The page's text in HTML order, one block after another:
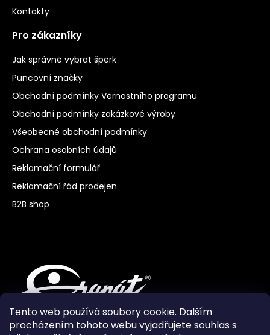
Tento web používá soubory cookie. Dalším
procházením tohoto webu vyjadřujete souhlas s
Kontakty
Pro zákazníky
Jak správně vybrat šperk
Puncovní značky
Obchodní podmínky Věrnostního programu
Obchodní podmínky zakázkové výroby
Všeobecné obchodní podmínky
Ochrana osobních údajů
Reklamační formulář
Reklamační řád prodejen
B2B shop